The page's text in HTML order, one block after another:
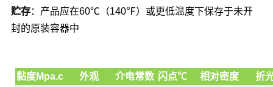
贮存：产品应在60℃（140℉）或更低温度下保存于未开
封的原装容器中
黏度Mpa.c 外观 介电常数 闪点℃ 相对密度
折